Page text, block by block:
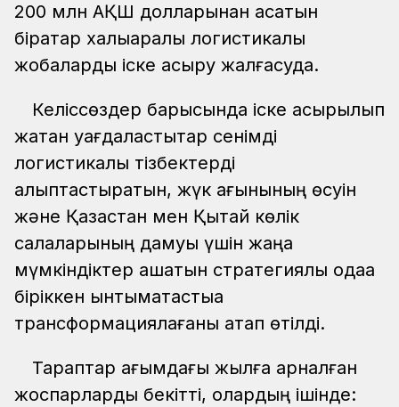
200 млн АҚШ долларынан асатын
бірқатар халықаралық логистикалық
жобаларды іске асыру жалғасуда.
Келіссөздер барысында іске асырылып
жатқан уағдаластықтар сенімді
логистикалық тізбектерді
қалыптастыратын, жүк ағынының өсуін
және Қазақстан мен Қытай көлік
салаларының дамуы үшін жаңа
мүмкіндіктер ашатын стратегиялық одаққа
біріккен ынтымақтастыққа
трансформациялағаны атап өтілді.
Тараптар ағымдағы жылға арналған
жоспарларды бекітті, олардың ішінде: